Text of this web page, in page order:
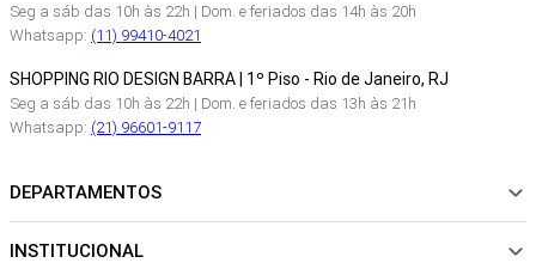
Seg a sáb das 10h às 22h | Dom. e feriados das 14h às 20h
Whatsapp: (11) 99410-4021
SHOPPING RIO DESIGN BARRA | 1º Piso - Rio de Janeiro, RJ
Seg a sáb das 10h às 22h | Dom. e feriados das 13h às 21h
Whatsapp: (21) 96601-9117
DEPARTAMENTOS
NOVIDADES
INSTITUCIONAL